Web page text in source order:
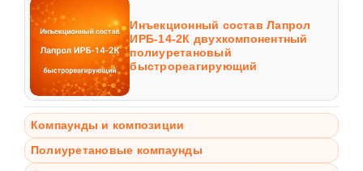
Инъекционный состав Лапрол
ИРБ-14-2К двухкомпонентный
полиуретановый
быстрореагирующий
Компаунды и композиции
Полиуретановые компаунды